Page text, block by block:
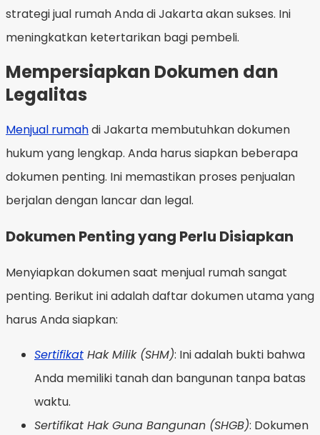
strategi jual rumah Anda di Jakarta akan sukses. Ini
meningkatkan ketertarikan bagi pembeli.
Mempersiapkan Dokumen dan
Legalitas
Menjual rumahdi Jakarta membutuhkan dokumen
hukum yang lengkap. Anda harus siapkan beberapa
dokumen penting. Ini memastikan proses penjualan
berjalan dengan lancar dan legal.
Dokumen Penting yang Perlu Disiapkan
Menyiapkan dokumen saat menjual rumah sangat
penting. Berikut ini adalah daftar dokumen utama yang
harus Anda siapkan:
Sertifikat Hak Milik (SHM): Ini adalah bukti bahwa
Anda memiliki tanah dan bangunan tanpa batas
waktu.
Sertifikat Hak Guna Bangunan (SHGB): Dokumen